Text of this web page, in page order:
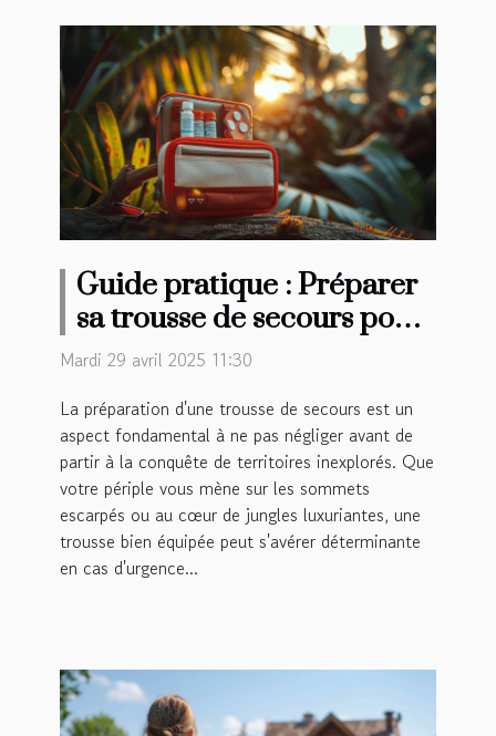
Guide pratique : Préparer
sa trousse de secours pour
des aventures lointaines
Mardi 29 avril 2025 11:30
La préparation d'une trousse de secours est un
aspect fondamental à ne pas négliger avant de
partir à la conquête de territoires inexplorés. Que
votre périple vous mène sur les sommets
escarpés ou au cœur de jungles luxuriantes, une
trousse bien équipée peut s'avérer déterminante
en cas d'urgence...